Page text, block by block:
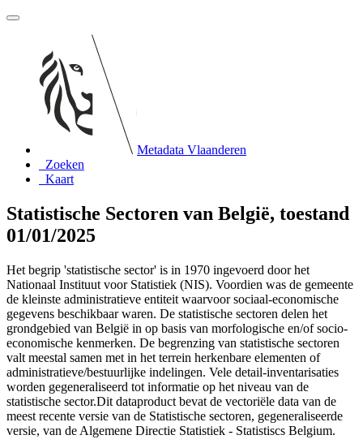
Metadata Vlaanderen
Zoeken
Kaart
Statistische Sectoren van België, toestand
01/01/2025
Het begrip 'statistische sector' is in 1970 ingevoerd door het
Nationaal Instituut voor Statistiek (NIS). Voordien was de gemeente
de kleinste administratieve entiteit waarvoor sociaal-economische
gegevens beschikbaar waren. De statistische sectoren delen het
grondgebied van België in op basis van morfologische en/of socio-
economische kenmerken. De begrenzing van statistische sectoren
valt meestal samen met in het terrein herkenbare elementen of
administratieve/bestuurlijke indelingen. Vele detail-inventarisaties
worden gegeneraliseerd tot informatie op het niveau van de
statistische sector.Dit dataproduct bevat de vectoriële data van de
meest recente versie van de Statistische sectoren, gegeneraliseerde
versie, van de Algemene Directie Statistiek - Statistiscs Belgium.